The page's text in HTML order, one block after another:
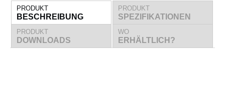
PRODUKT
BESCHREIBUNG
PRODUKT
SPEZIFIKATIONEN
PRODUKT
DOWNLOADS
WO
ERHÄLTLICH?